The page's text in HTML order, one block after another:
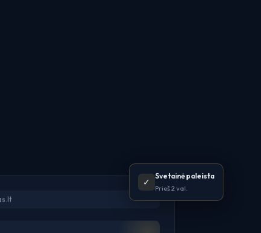
✓
Svetainė paleista
Prieš 2 val.